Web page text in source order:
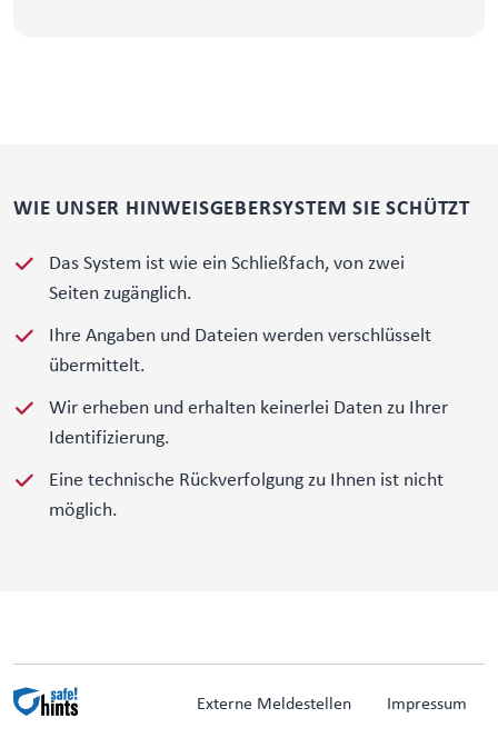
WIE UNSER HINWEISGEBERSYSTEM SIE SCHÜTZT
Das System ist wie ein Schließfach, von zwei
Seiten zugänglich.
Ihre Angaben und Dateien werden verschlüsselt
übermittelt.
Wir erheben und erhalten keinerlei Daten zu Ihrer
Identifizierung.
Eine technische Rückverfolgung zu Ihnen ist nicht
möglich.
Externe Meldestellen Impressum